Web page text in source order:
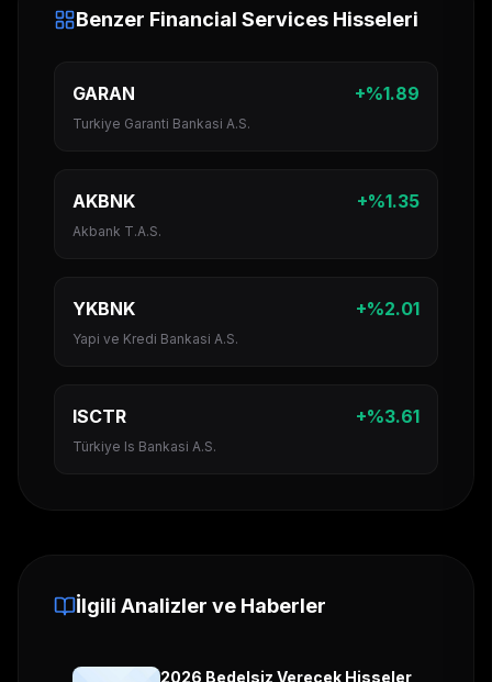
Benzer Financial Services Hisseleri
GARAN +%1.89
Turkiye Garanti Bankasi A.S.
AKBNK +%1.35
Akbank T.A.S.
YKBNK +%2.01
Yapi ve Kredi Bankasi A.S.
ISCTR +%3.61
Türkiye Is Bankasi A.S.
İlgili Analizler ve Haberler
2026 Bedelsiz Verecek Hisseler